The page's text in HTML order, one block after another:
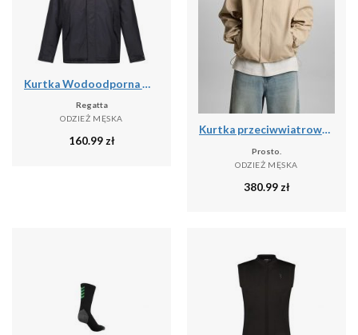
Kurtka Wodoodporna Męska Sterlings IV
Regatta
ODZIEŻ MĘSKA
160.99zł
Kurtka przeciwwiatrowa męska Prosto Splash
Prosto.
ODZIEŻ MĘSKA
380.99 zł